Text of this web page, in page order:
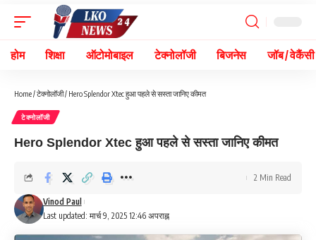
होम शिक्षा ऑटोमोबाइल टेक्नोलॉजी बिजनेस जॉब / वेकैंसी
Home/टेक्नोलॉजी/ Hero Splendor Xtec हुआ पहले से सस्ता जानिए कीमत
टेक्नोलॉजी
Hero Splendor Xtec हुआ पहले से सस्ता जानिए कीमत
Last updated: मार्च 9, 2025 12:46 अपराह्न
Vinod Paul
2 Min Read